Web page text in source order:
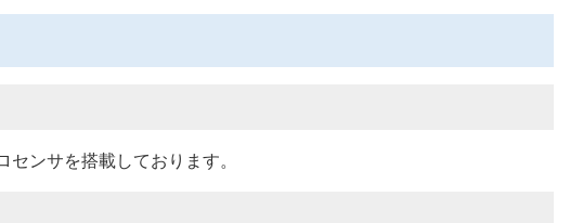
ンサを搭載しております。